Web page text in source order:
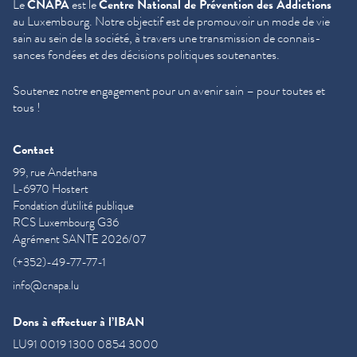
LeCNAPAest leCentre National de Prévention des Addictions
au Luxembourg. Notre objectif est de promouvoir un mode de vie
sain au sein de la société, à travers une trans­mis­sion de con­nais­
sances fondées et des décisions politiques soutenantes.
Soutenez notre engagement pour un avenir sain – pour toutes et
tous !
Contact
99, rue Andethana
L-6970 Hostert
Fondation d'utilité publique
RCS Luxembourg G36
Agrément SANTE 2026/07
(+352)-49-77-77-1
info@cnapa.lu
Dons à effectuer à l’IBAN
LU91 0019 1300 0854 3000